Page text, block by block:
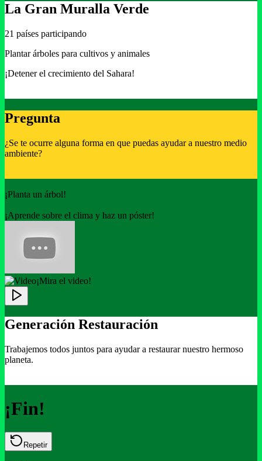
La Gran Muralla Verde
21 países participando
Plantar árboles para cultivos y animales
¡Detener el crecimiento del Sahara!
Pregunta
¿Se te ocurre alguna forma en que puedas ayudar a nuestro medio
ambiente?
¡Planta un árbol!
¡Aprende sobre el clima y haz un póster!
¡Mira el video!
Generación Restauración
Trabajemos todos juntos para ayudar a restaurar nuestro hermoso
planeta.
¡Fin!
Repetir